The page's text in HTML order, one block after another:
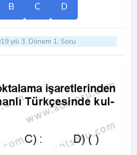
B C D
yılı 3. Dönem 1. Soru